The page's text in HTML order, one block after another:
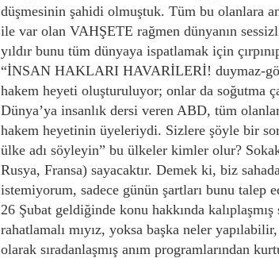
düşmesinin şahidi olmuştuk. Tüm bu olanlara
ile var olan VAHŞETE rağmen dünyanın
yıldır bunu tüm dünyaya ispatlamak için
“İNSAN HAKLARI HAVARİLERİ! duymaz-
hakem heyeti oluşturuluyor; onlar da soğutma
Dünya’ya insanlık dersi veren ABD, tüm
hakem heyetinin üyeleriydi. Sizlere şöyle bir
ülke adı söyleyin” bu ülkeler kimler olur?
Rusya, Fransa) sayacaktır. Demek ki, biz
istemiyorum, sadece günün şartları bunu talep
26 Şubat geldiğinde konu hakkında
rahatlamalı mıyız, yoksa başka neler
olarak sıradanlaşmış anım programlarından